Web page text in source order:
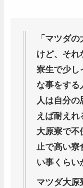
「マツダ
けど、それ
寮生で少し
な事をする
人は自分の
えば耐えれ
大原寮で不
止で高い寮
い事くらい
マツダ大原